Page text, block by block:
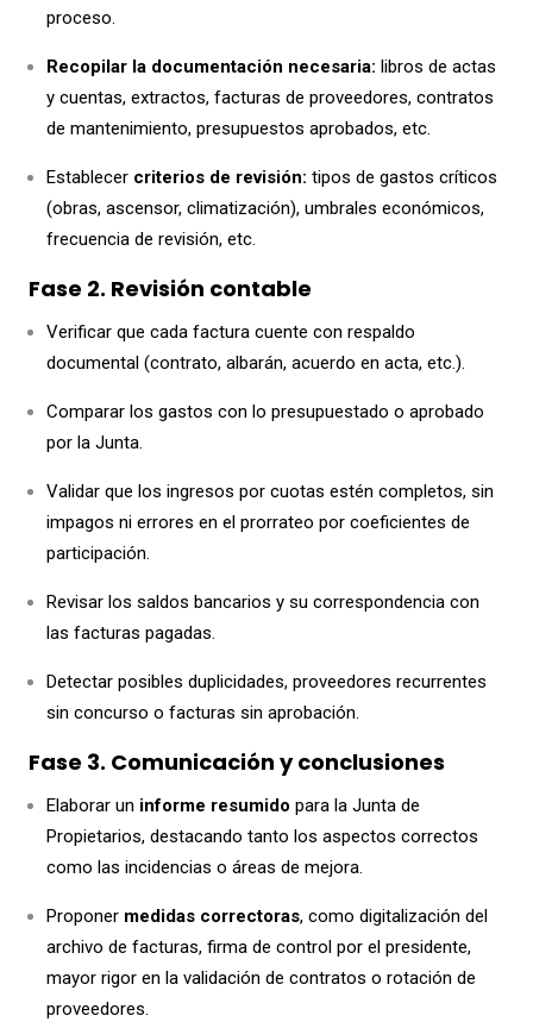
proceso.
Recopilar la documentación necesaria: libros de actas
y cuentas, extractos, facturas de proveedores, contratos
de mantenimiento, presupuestos aprobados, etc.
Establecer criterios de revisión: tipos de gastos críticos
(obras, ascensor, climatización), umbrales económicos,
frecuencia de revisión, etc.
Fase 2. Revisión contable
Verificar que cada factura cuente con respaldo
documental (contrato, albarán, acuerdo en acta, etc.).
Comparar los gastos con lo presupuestado o aprobado
por la Junta.
Validar que los ingresos por cuotas estén completos, sin
impagos ni errores en el prorrateo por coeficientes de
participación.
Revisar los saldos bancarios y su correspondencia con
las facturas pagadas.
Detectar posibles duplicidades, proveedores recurrentes
sin concurso o facturas sin aprobación.
Fase 3. Comunicación y conclusiones
Elaborar un informe resumido para la Junta de
Propietarios, destacando tanto los aspectos correctos
como las incidencias o áreas de mejora.
Proponer medidas correctoras, como digitalización del
archivo de facturas, firma de control por el presidente,
mayor rigor en la validación de contratos o rotación de
proveedores.